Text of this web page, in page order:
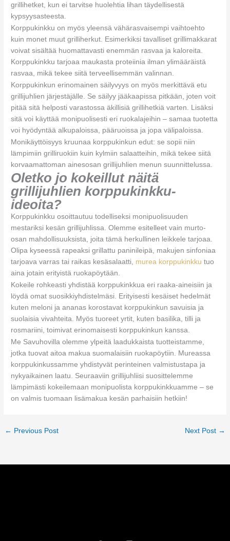
grillihetket, kun ei tarvitse huolehtia lihan täydellisestä
kypsyysasteesta.
Korppukinkku on myös yleensä vähärasvaisempi vaihtoehto
kuin monet muut grilliherkut. Esimerkiksi tavalliset grillimakkarat
voivat sisältää huomattavasti enemmän rasvaa ja kaloreita.
Korppukinkku tarjoaa maukasta proteiinia ilman ylimääräistä
rasvaa, mikä tekee siitä terveellisemmän valinnan.
Korppukinkun erinomainen säilyvyys on myös merkittävä etu
grillijuhlien järjestäjälle. Se säilyy jääkaapissa pitkään, joten voit
pitää sitä helposti varastossa äkillisiä grillihetkiä varten. Lisäksi
sitä voi käyttää monipuolisesti eri ruokalajeihin – samaa tuotetta
voi hyödyntää alkupaloissa, pääruoissa ja jopa välipaloissa.
Monikäyttöisyys kruunaa korppukinkun edut: se sopii niin
lämpimiin grilliruokiin kuin kylmiin salaatteihin, mikä tekee siitä
korvaamattoman ainesosan grillijuhlien menun suunnittelussa.
Oletko jo kokeillut näitä
grillijuhlien korppukinkku-
ideoita?
Korppukinkku osoittautuu todelliseksi monipuolisuuden
mestariksi kesän grillijuhlissa. Olemme esitelleet vain murto-
osan mahdollisuuksista, joita tämä herkullinen leikkele tarjoaa.
Olipa kyseessä rapeaksi grillattu paninileipä, makujen sinfoniaa
tarjoava varras tai raikas kesäsalaatti, murea korppukinkku tuo
aina jotain erityistä ruokapöytään.
Kokeile rohkeasti yhdistää korppukinkkua eri raaka-aineisiin ja
löydä omat suosikkiyhdistelmäsi. Erityisesti kesäiset hedelmät
kuten meloni ja ananas korostavat korppukinkun savuisia ja
suolaisia vivahteita. Myös tuoreet yrtit, kuten basilika, tilli ja
rosmariini, toimivat erinomaisesti korppukinkun kanssa.
Me Savuhovilla olemme ylpeitä laadukkaista tuotteistamme,
jotka tuovat aitoa makua suomalaisiin ruokapöytiin. Mureassa
korppukinkussamme yhdistyvät perinteinen valmistustapa ja
nykyaikainen laatu. Seuraaviin grillijuhliisi suosittelemme
lämpimästi kokeilemaan monipuolista korppukinkkuamme – se
on valmis tuomaan lisämakua kesän parhaisiin hetkiin!
← Previous Post Next Post →